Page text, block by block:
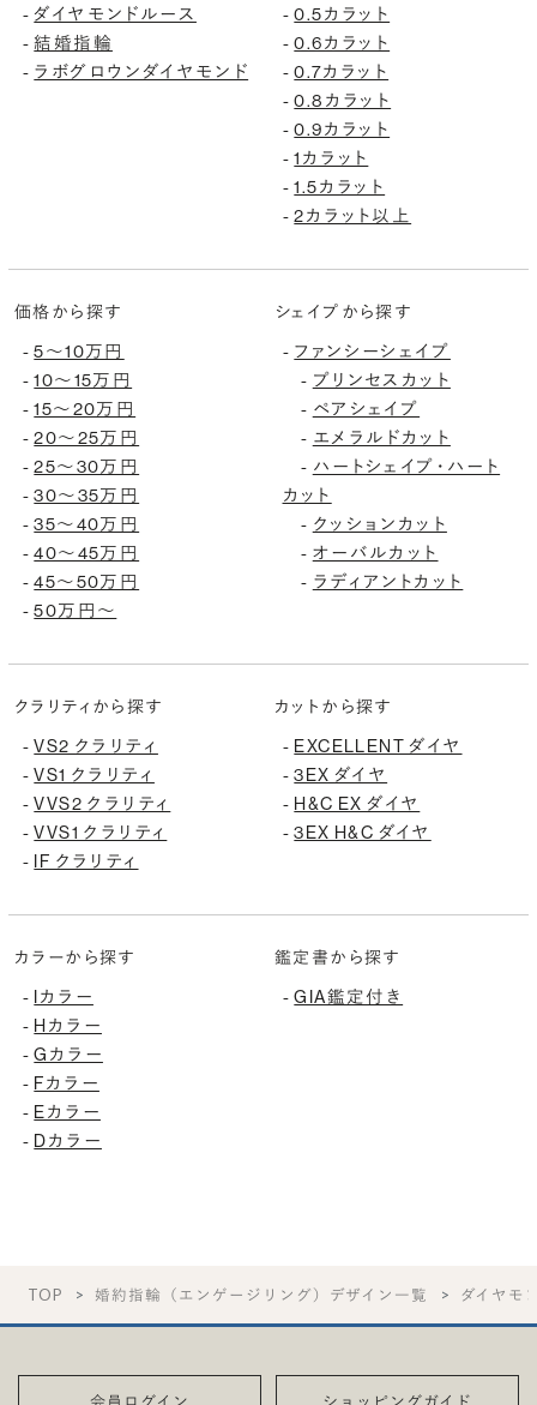
-ダイヤモンドルース
-結婚指輪
- ラボグロウンダイヤモンド
-0.5カラット
-0.6カラット
-0.7カラット
-0.8カラット
-0.9カラット
-1カラット
-1.5カラット
-2カラット以上
価格から探す
-5〜10万円
-10〜15万円
-15〜20万円
-20〜25万円
-25〜30万円
-30〜35万円
-35〜40万円
-40〜45万円
-45〜50万円
-50万円〜
シェイプから探す
- ファンシーシェイプ
- プリンセスカット
- ペアシェイプ
- エメラルドカット
- ハートシェイプ・ハート
カット
- クッションカット
- オーバルカット
- ラディアントカット
クラリティから探す
-VS2 クラリティ
-VS1 クラリティ
-VVS2 クラリティ
-VVS1 クラリティ
- IF クラリティ
カットから探す
- EXCELLENT ダイヤ
-3EX ダイヤ
- H&C EX ダイヤ
-3EX H&C ダイヤ
カラーから探す
- Iカラー
- Hカラー
-Gカラー
- Fカラー
- Eカラー
- Dカラー
鑑定書から探す
-GIA鑑定付き
TOP 婚約指輪（エンゲージリング）デザイン一覧 ダイヤモ